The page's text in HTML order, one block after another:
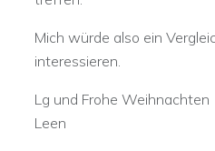
Mich würde also ein
interessieren.
Lg und Frohe Weihnachten
Leen